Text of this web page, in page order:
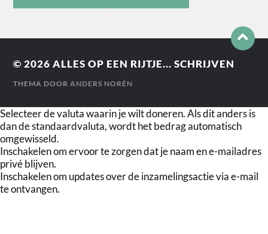
© 2026ALLES OP EEN RIJTJE... SCHRIJVEN
THEMA DOORANDERS NORÉN
Selecteer de valuta waarin je wilt doneren. Als dit anders is
dan de standaardvaluta, wordt het bedrag automatisch
omgewisseld.
Inschakelen om ervoor te zorgen dat je naam en e-mailadres
privé blijven.
Inschakelen om updates over de inzamelingsactie via e-mail
te ontvangen.